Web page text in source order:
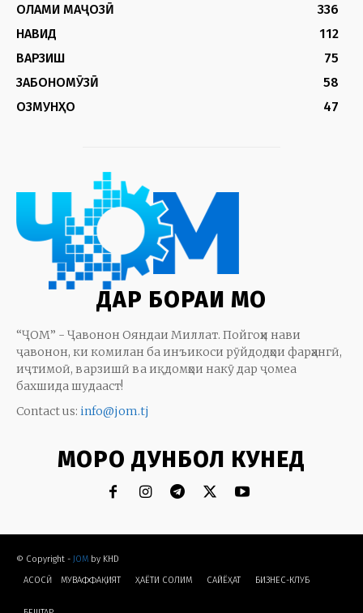
ОЛАМИ МАҶОЗӢ
336
НАВИД
112
ВАРЗИШ
75
ЗАБОНОМӮЗӢ
58
ОЗМУНҲО
47
ДАР БОРАИ МО
“ҶОМ” - Ҷавонон Ояндаи Миллат. Пойгоҳи нави
ҷавонон, ки комилан ба инъикоси рӯйдодҳои фарҳангӣ,
иҷтимоӣ, варзишӣ ва иқдомҳои накӯ дар ҷомеа
бахшида шудааст!
Contact us: info@jom.tj
МОРО ДУНБОЛ КУНЕД
© Copyright - JOM by KHD
АСОСӢ
МУВАФФАҚИЯТ ҲАЁТИ СОЛИМ CАЙЁҲАТ БИЗНЕС-КЛУБ